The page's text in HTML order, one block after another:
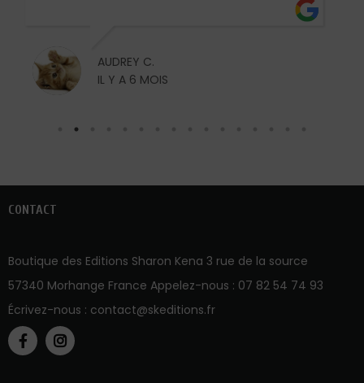
AUDREY C.
IL Y A 6 MOIS
CONTACT
Boutique des Editions Sharon Kena 3 rue de la source
57340 Morhange France Appelez-nous : 07 82 54 74 93
Écrivez-nous : contact@skeditions.fr